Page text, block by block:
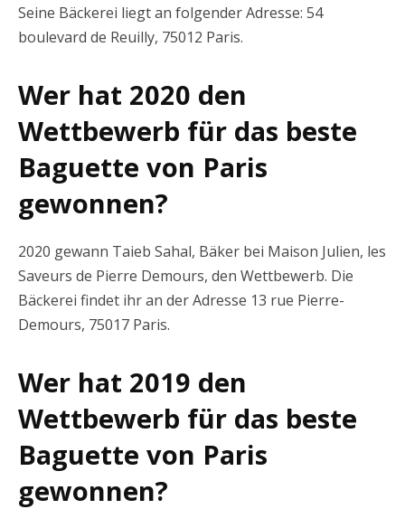
Seine Bäckerei liegt an folgender Adresse: 54
boulevard de Reuilly, 75012 Paris.
Wer hat 2020 den
Wettbewerb für das beste
Baguette von Paris
gewonnen?
2020 gewann Taieb Sahal, Bäker bei Maison Julien, les
Saveurs de Pierre Demours, den Wettbewerb. Die
Bäckerei findet ihr an der Adresse 13 rue Pierre-
Demours, 75017 Paris.
Wer hat 2019 den
Wettbewerb für das beste
Baguette von Paris
gewonnen?